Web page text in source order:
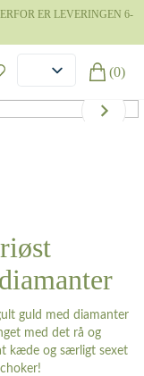
ER LEVERINGEN 6-
(0)
guld med diamanter
med det rå og
kæde og særligt sexet